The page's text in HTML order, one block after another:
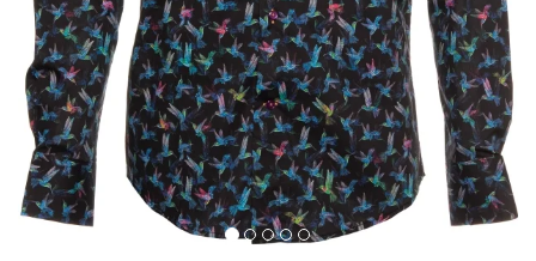
Col
Stand-
up
Voir
courtes
POLOS
FEMME
Imprimés
Chaussettes
Boxers
Accessoires